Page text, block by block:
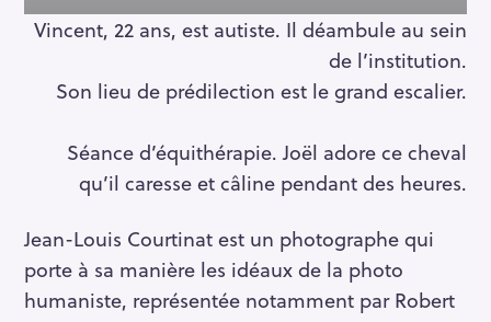
Vincent, 22 ans, est autiste. Il déambule au sein
de l’institution.
Son lieu de prédilection est le grand escalier.
Séance d’équithérapie. Joël adore ce cheval
qu’il caresse et câline pendant des heures.
Jean-Louis Courtinat est un photographe qui
porte à sa manière les idéaux de la photo
humaniste, représentée notamment par Robert